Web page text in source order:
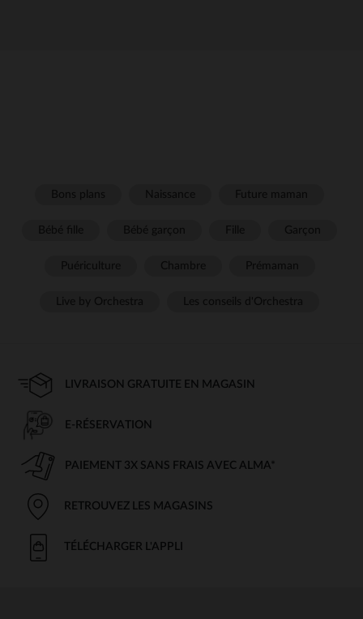
LIVRAISON GRATUITE EN MAGASIN
E-RÉSERVATION
PAIEMENT 3X SANS FRAIS AVEC ALMA*
RETROUVEZ LES MAGASINS
TÉLÉCHARGER L'APPLI